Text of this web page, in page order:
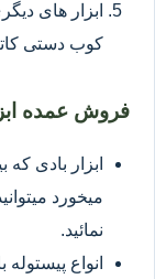
ابزار های
کوب دستی
فروش عمده
ابزار بادی
میخورد
نمائید.
انواع